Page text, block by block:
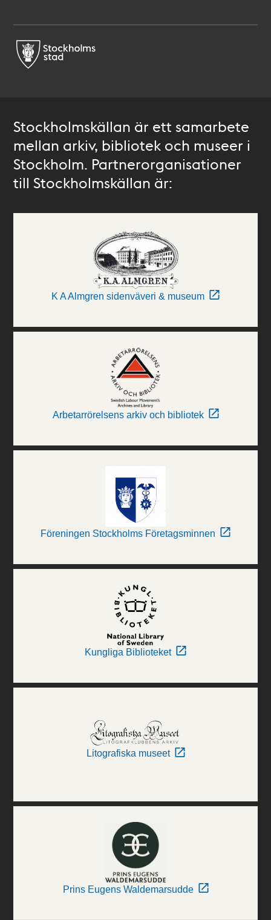
Stockholmskällan är ett samarbete
mellan arkiv, bibliotek och museer i
Stockholm. Partnerorganisationer
till Stockholmskällan är:
K A Almgren sidenväveri & museum
Arbetarrörelsens arkiv och bibliotek
Föreningen Stockholms Företagsminnen
Kungliga Biblioteket
Litografiska museet
Prins Eugens Waldemarsudde